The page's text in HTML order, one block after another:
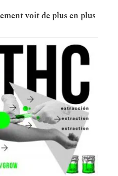
voit de plus en plus